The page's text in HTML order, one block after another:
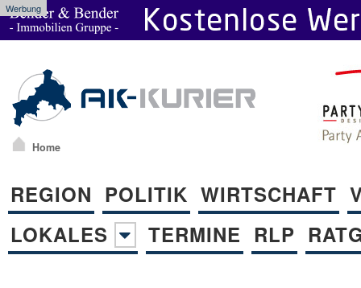
Werbung
Home
REGION POLITIK WIRTSCHAFT
LOKALES
TERMINE RLP